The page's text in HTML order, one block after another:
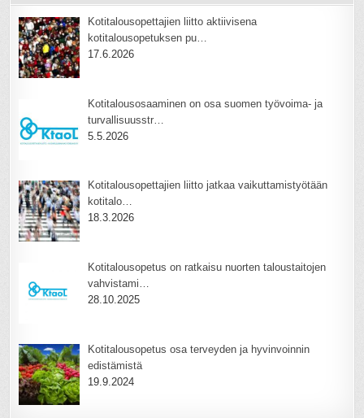
Kotitalousopettajien liitto aktiivisena
kotitalousopetuksen pu…
17.6.2026
Kotitalousosaaminen on osa suomen työvoima- ja
turvallisuusstr…
5.5.2026
Kotitalousopettajien liitto jatkaa vaikuttamistyötään
kotitalo…
18.3.2026
Kotitalousopetus on ratkaisu nuorten taloustaitojen
vahvistami…
28.10.2025
Kotitalousopetus osa terveyden ja hyvinvoinnin
edistämistä
19.9.2024